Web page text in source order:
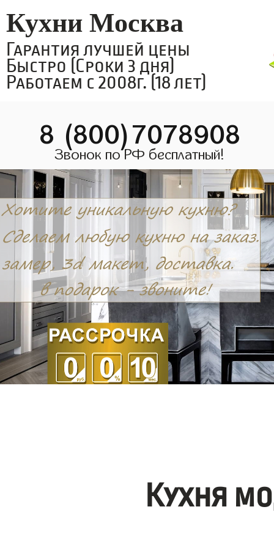
Кухни Москва
Гарантия лучшей цены
Быстро (Сроки 3 дня)
Работаем с 2008г. (18 лет)
8 (800)7078908
Звонок по РФ бесплатный!
Кухня